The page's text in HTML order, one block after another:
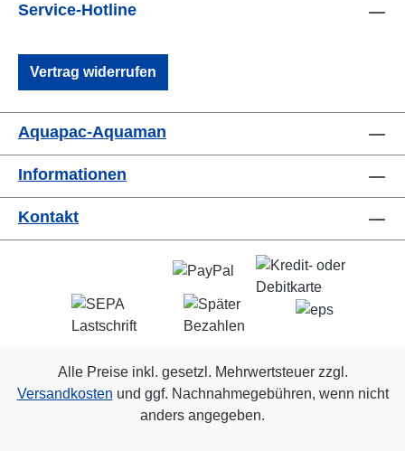
Service-Hotline
Vertrag widerrufen
Aquapac-Aquaman
Informationen
Kontakt
Alle Preise inkl. gesetzl. Mehrwertsteuer zzgl.
Versandkosten und ggf. Nachnahmegebühren, wenn nicht
anders angegeben.